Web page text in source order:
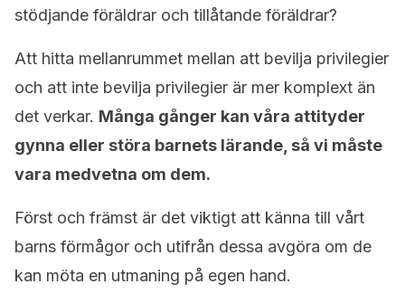
stödjande föräldrar och tillåtande föräldrar?
Att hitta mellanrummet mellan att bevilja privilegier
och att inte bevilja privilegier är mer komplext än
det verkar. Många gånger kan våra attityder
gynna eller störa barnets lärande, så vi måste
vara medvetna om dem.
Först och främst är det viktigt att känna till vårt
barns förmågor och utifrån dessa avgöra om de
kan möta en utmaning på egen hand.